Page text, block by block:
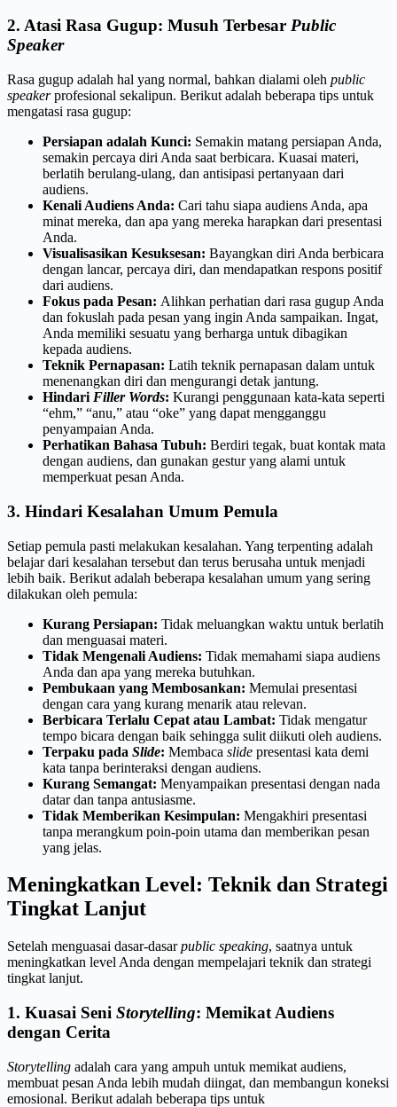
2. Atasi Rasa Gugup: Musuh Terbesar Public
Speaker
Rasa gugup adalah hal yang normal, bahkan dialami oleh public
speakerprofesional sekalipun. Berikut adalah beberapa tips untuk
mengatasi rasa gugup:
Persiapan adalah Kunci: Semakin matang persiapan Anda,
semakin percaya diri Anda saat berbicara. Kuasai materi,
berlatih berulang-ulang, dan antisipasi pertanyaan dari
audiens.
Kenali Audiens Anda: Cari tahu siapa audiens Anda, apa
minat mereka, dan apa yang mereka harapkan dari presentasi
Anda.
Visualisasikan Kesuksesan: Bayangkan diri Anda berbicara
dengan lancar, percaya diri, dan mendapatkan respons positif
dari audiens.
Fokus pada Pesan: Alihkan perhatian dari rasa gugup Anda
dan fokuslah pada pesan yang ingin Anda sampaikan. Ingat,
Anda memiliki sesuatu yang berharga untuk dibagikan
kepada audiens.
Teknik Pernapasan: Latih teknik pernapasan dalam untuk
menenangkan diri dan mengurangi detak jantung.
Hindari Filler Words: Kurangi penggunaan kata-kata seperti
“ehm,” “anu,” atau “oke” yang dapat mengganggu
penyampaian Anda.
Perhatikan Bahasa Tubuh: Berdiri tegak, buat kontak mata
dengan audiens, dan gunakan gestur yang alami untuk
memperkuat pesan Anda.
3. Hindari Kesalahan Umum Pemula
Setiap pemula pasti melakukan kesalahan. Yang terpenting adalah
belajar dari kesalahan tersebut dan terus berusaha untuk menjadi
lebih baik. Berikut adalah beberapa kesalahan umum yang sering
dilakukan oleh pemula:
Kurang Persiapan: Tidak meluangkan waktu untuk berlatih
dan menguasai materi.
Tidak Mengenali Audiens: Tidak memahami siapa audiens
Anda dan apa yang mereka butuhkan.
Pembukaan yang Membosankan: Memulai presentasi
dengan cara yang kurang menarik atau relevan.
Berbicara Terlalu Cepat atau Lambat: Tidak mengatur
tempo bicara dengan baik sehingga sulit diikuti oleh audiens.
Terpaku pada Slide: Membaca slide presentasi kata demi
kata tanpa berinteraksi dengan audiens.
Kurang Semangat: Menyampaikan presentasi dengan nada
datar dan tanpa antusiasme.
Tidak Memberikan Kesimpulan: Mengakhiri presentasi
tanpa merangkum poin-poin utama dan memberikan pesan
yang jelas.
Meningkatkan Level: Teknik dan Strategi
Tingkat Lanjut
Setelah menguasai dasar-dasarpublic speaking, saatnya untuk
meningkatkan level Anda dengan mempelajari teknik dan strategi
tingkat lanjut.
1. Kuasai Seni Storytelling: Memikat Audiens
dengan Cerita
Storytelling adalah cara yang ampuh untuk memikat audiens,
membuat pesan Anda lebih mudah diingat, dan membangun koneksi
emosional. Berikut adalah beberapa tips untuk